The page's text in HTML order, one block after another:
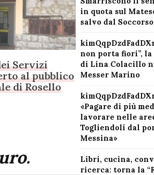
Servizi
al pubblico
di Rosello
in quota sul
salvo dal
non porta fiori”,
di Lina Colacillo
Messer Marino
«Pagare di più
lavorare nelle
Togliendoli dal
Messina»
Libri, cucina,
ricerca: torna la